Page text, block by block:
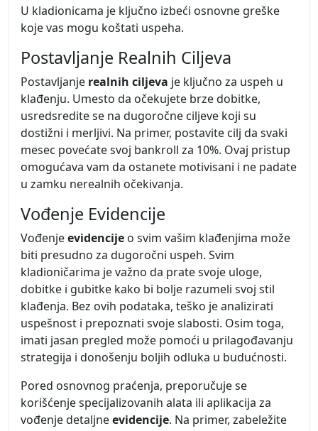
U kladionicama je ključno izbeći osnovne greške
koje vas mogu koštati uspeha.
Postavljanje Realnih Ciljeva
Postavljanje realnih ciljeva je ključno za uspeh u
klađenju. Umesto da očekujete brze dobitke,
usredsredite se na dugoročne ciljeve koji su
dostižni i merljivi. Na primer, postavite cilj da svaki
mesec povećate svoj bankroll za 10%. Ovaj pristup
omogućava vam da ostanete motivisani i ne padate
u zamku nerealnih očekivanja.
Vođenje Evidencije
Vođenjeevidencije o svim vašim klađenjima može
biti presudno za dugoročni uspeh. Svim
kladioničarima je važno da prate svoje uloge,
dobitke i gubitke kako bi bolje razumeli svoj stil
klađenja. Bez ovih podataka, teško je analizirati
uspešnost i prepoznati svoje slabosti. Osim toga,
imati jasan pregled može pomoći u prilagođavanju
strategija i donošenju boljih odluka u budućnosti.
Pored osnovnog praćenja, preporučuje se
korišćenje specijalizovanih alata ili aplikacija za
vođenje detaljneevidencije. Na primer, zabeležite